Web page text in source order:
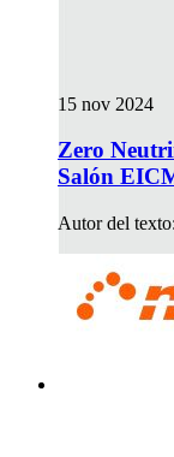
15 nov 2024
Zero
Salón
Autor del texto: